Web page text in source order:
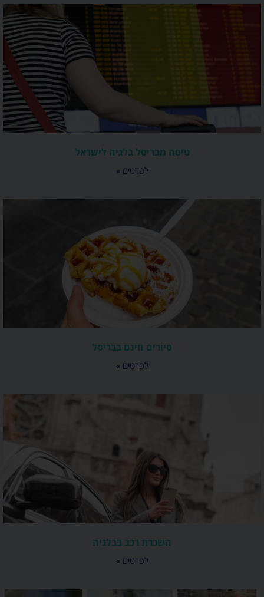
טיסה מבריסל בלגיה לישראל
לפרטים »
סיורים חינם בבריסל
לפרטים »
השכרת רכב בבלגיה
לפרטים »